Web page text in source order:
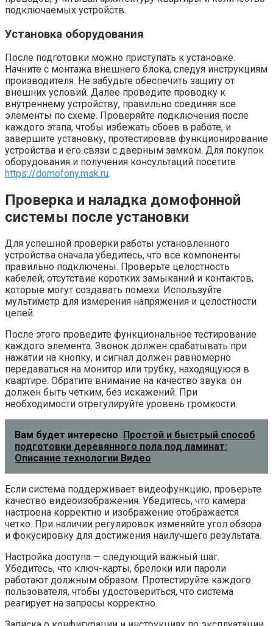
подключаемых устройств.
Установка оборудования
После подготовки можно приступать к установке.
Начните с монтажа внешнего блока, следуя инструкциям
производителя. Не забудьте обеспечить защиту от
внешних условий. Далее проведите проводку к
внутреннему устройству, правильно соединяя все
элементы по схеме. Проверяйте подключения после
каждого этапа, чтобы избежать сбоев в работе, и
завершите установку, протестировав функционирование
устройства и его связи с дверным замком. Для покупок
оборудования и получения консультаций посетите
https://domofony.msk.ru.
Проверка и наладка домофонной
системы после установки
Для успешной проверки работы установленного
устройства сначала убедитесь, что все компоненты
правильно подключены. Проверьте целостность
кабелей, отсутствие коротких замыканий и контактов,
которые могут создавать помехи. Используйте
мультиметр для измерения напряжения и целостности
цепей.
После этого проведите функциональное тестирование
каждого элемента. Звонок должен срабатывать при
нажатии на кнопку, и сигнал должен равномерно
передаваться на монитор или трубку, находящуюся в
квартире. Обратите внимание на качество звука: он
должен быть четким, без искажений. При
необходимости отрегулируйте уровень громкости.
Вам будет интересно Простой и быстрый способ
подготовки деревянного пола под ламинат:
Описание технологии Видео
Если система поддерживает видеофункцию, проверьте
качество видеоизображения. Убедитесь, что камера
настроена корректно и изображение отображается
четко. При наличии регулировок изменяйте угол обзора
и фокусировку для достижения наилучшего результата.
Настройка доступа — следующий важный шаг.
Убедитесь, что ключ-карты, брелоки или пароли
работают должным образом. Протестируйте каждого
пользователя, чтобы удостовериться, что система
реагирует на запросы корректно.